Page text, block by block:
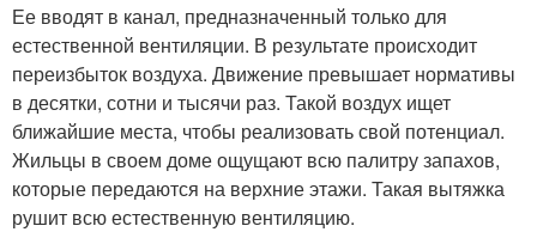
Ее вводят в канал, предназначенный только для
естественной вентиляции. В результате происходит
переизбыток воздуха. Движение превышает нормативы
в десятки, сотни и тысячи раз. Такой воздух ищет
ближайшие места, чтобы реализовать свой потенциал.
Жильцы в своем доме ощущают всю палитру запахов,
которые передаются на верхние этажи. Такая вытяжка
рушит всю естественную вентиляцию.